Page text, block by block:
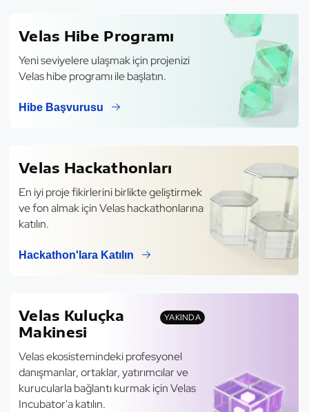
Velas Hibe Programı
Yeni seviyelere ulaşmak için projenizi
Velas hibe programı ile başlatın.
Hibe Başvurusu
Velas Hackathonları
En iyi proje fikirlerini birlikte geliştirmek
ve fon almak için Velas hackathonlarına
katılın.
Hackathon'lara Katılın
Velas Kuluçka
Makinesi
YAKINDA
Velas ekosistemindeki profesyonel
danışmanlar, ortaklar, yatırımcılar ve
kurucularla bağlantı kurmak için Velas
Incubator'a katılın.